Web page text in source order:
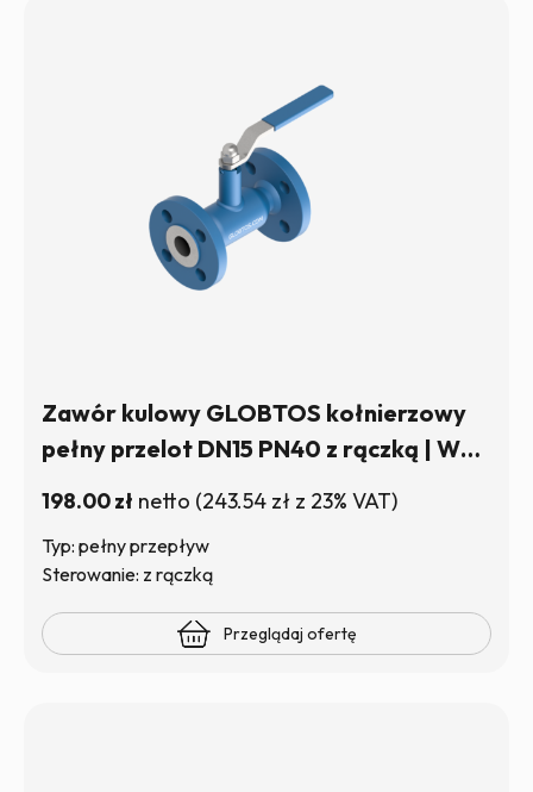
Zawór kulowy GLOBTOS kołnierzowy
pełny przelot DN15 PN40 z rączką | W
198.00zł netto (243.54 zł z 23% VAT)
Typ: pełny przepływ
Sterowanie: z rączką
Przeglądaj ofertę